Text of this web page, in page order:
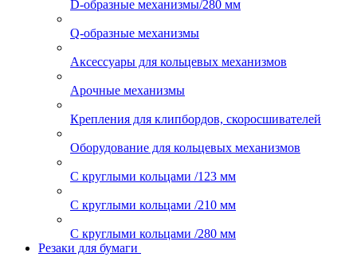
D-образные механизмы/280 мм
Q-образные механизмы
Аксессуары для кольцевых механизмов
Арочные механизмы
Крепления для клипбордов, скоросшивателей
Оборудование для кольцевых механизмов
С круглыми кольцами /123 мм
С круглыми кольцами /210 мм
С круглыми кольцами /280 мм
Резаки для бумаги